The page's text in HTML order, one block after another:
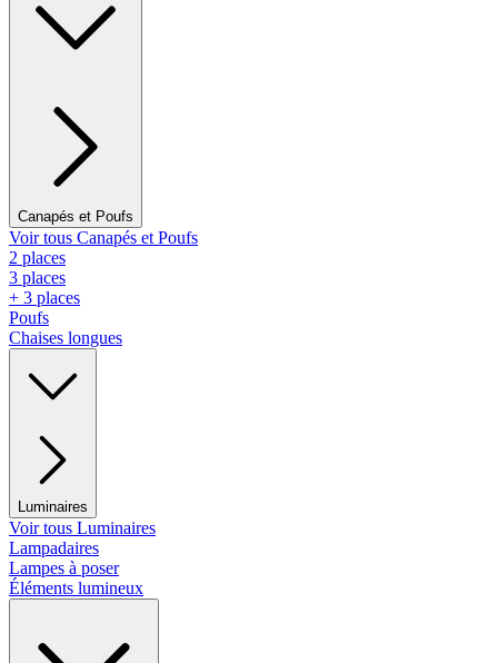
Canapés et Poufs
Voir tous Canapés et Poufs
2 places
3 places
+ 3 places
Poufs
Chaises longues
Luminaires
Voir tous Luminaires
Lampadaires
Lampes à poser
Éléments lumineux